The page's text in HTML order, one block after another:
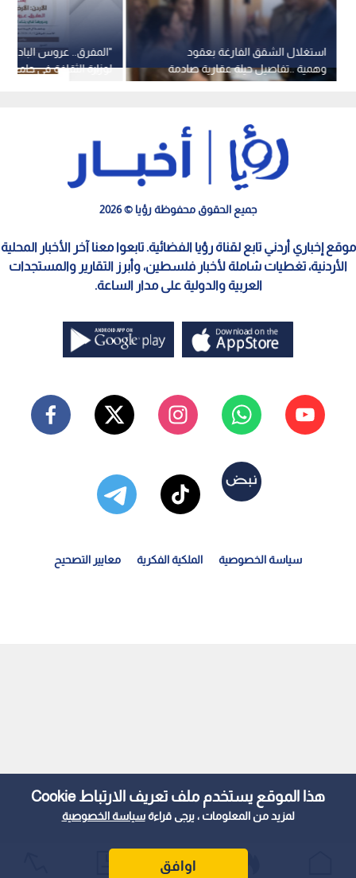
هذا الموقع يستخدم ملف تعريف الارتباط Cookie
لمزيد من المعلومات ، يرجى قراءةسياسة الخصوصية
اوافق
"المفرق.. عروس
لوزارة الثقافة في جامعة
استغلال الشقق الفارغة بعقود
وهمية ..تفاصيل حيلة عقارية صادمة
في عمان
جميع الحقوق محفوظة رؤيا © 2026
موقع إخباري أردني تابع لقناة رؤيا الفضائية. تابعوا معنا آخر الأخبار المحلية
الأردنية، تغطيات شاملة لأخبار فلسطين، وأبرز التقارير والمستجدات
العربية والدولية على مدار الساعة.
سياسة الخصوصية الملكية الفكرية معايير التصحيح